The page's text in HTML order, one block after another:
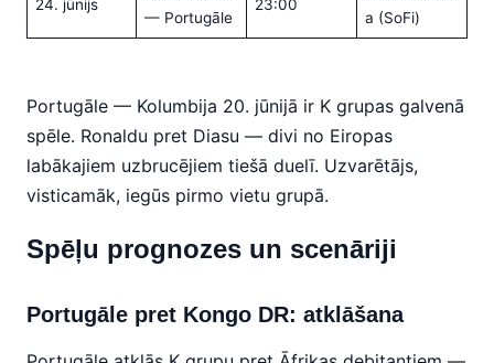
24. jūnijs
— Portugāle
23:00
a (SoFi)
Portugāle — Kolumbija 20. jūnijā ir K grupas galvenā
spēle. Ronaldu pret Diasu — divi no Eiropas
labākajiem uzbrucējiem tiešā duelī. Uzvarētājs,
visticamāk, iegūs pirmo vietu grupā.
Spēļu prognozes un scenāriji
Portugāle pret Kongo DR: atklāšana